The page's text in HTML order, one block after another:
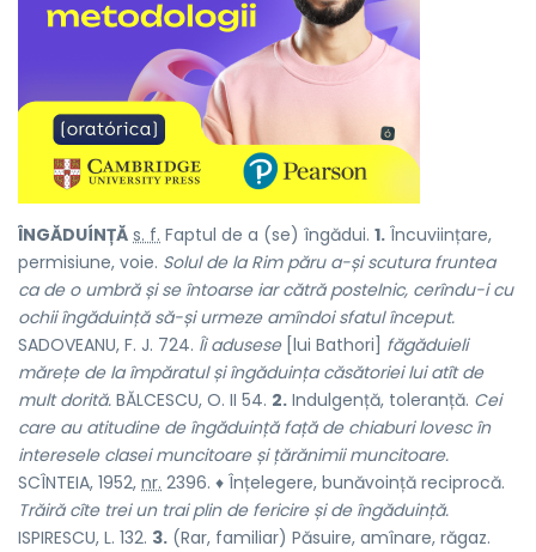
ÎNGĂDUÍNȚĂ s. f. Faptul de a (se) îngădui. 1. Încuviințare,
permisiune, voie. Solul de la Rim păru a-și scutura fruntea
ca de o umbră și se întoarse iar cătră postelnic, cerîndu-i cu
ochii îngăduință să-și urmeze amîndoi sfatul început.
SADOVEANU, F. J. 724. Îi adusese[lui Bathori] făgăduieli
mărețe de la împăratul și îngăduința căsătoriei lui atît de
mult dorită. BĂLCESCU, O. II 54. 2. Indulgență, toleranță. Cei
care au atitudine de îngăduință față de chiaburi lovesc în
interesele clasei muncitoare și țărănimii muncitoare.
SCÎNTEIA, 1952, nr. 2396. ♦ Înțelegere, bunăvoință reciprocă.
Trăiră cîte trei un trai plin de fericire și de îngăduință.
ISPIRESCU, L. 132. 3. (Rar, familiar) Păsuire, amînare, răgaz.